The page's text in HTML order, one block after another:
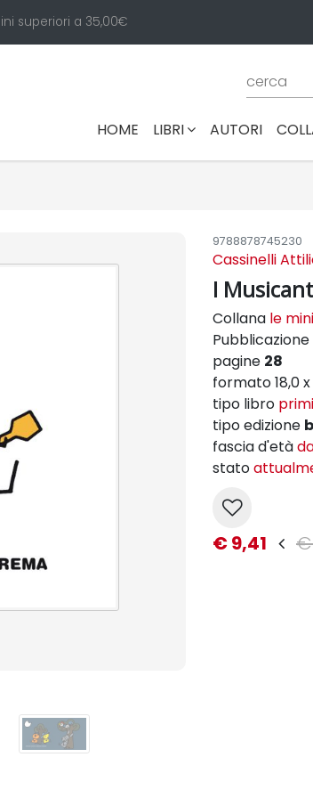
superiori a 35,00€
HOME (CURRENT)
LIBRI AUTORI
9788878745230
Cassinelli
I
Collana le
Pubblicazione
pagine 28
formato 18,0 x
tipo libro
tipo edizione
fascia d'età
stato
€ 9,41 €